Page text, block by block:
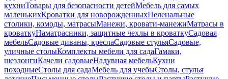
кухниТовары для безопасности детейМебель для самых
маленькихКроватки для новорожденныхПеленальные
столики, комоды, матрасыМанежи, кровати-манежиМатрасы в
кроваткуНаматрасники, защитные чехлы в кроваткуСадовая
мебельСадовые диваны, креслаСадовые стульяСадовые,
уличные столыКомплекты мебели для садаГамаки,
шезлонгиКачели садовыеНадувная мебельКухни
походныеСтолы для садаМебель для учебыСтолы, стулья